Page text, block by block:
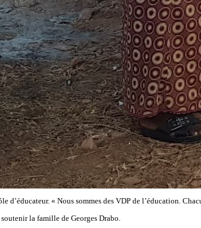
« Nous sommes des VDP de l’éducation.
la famille de Georges Drabo.